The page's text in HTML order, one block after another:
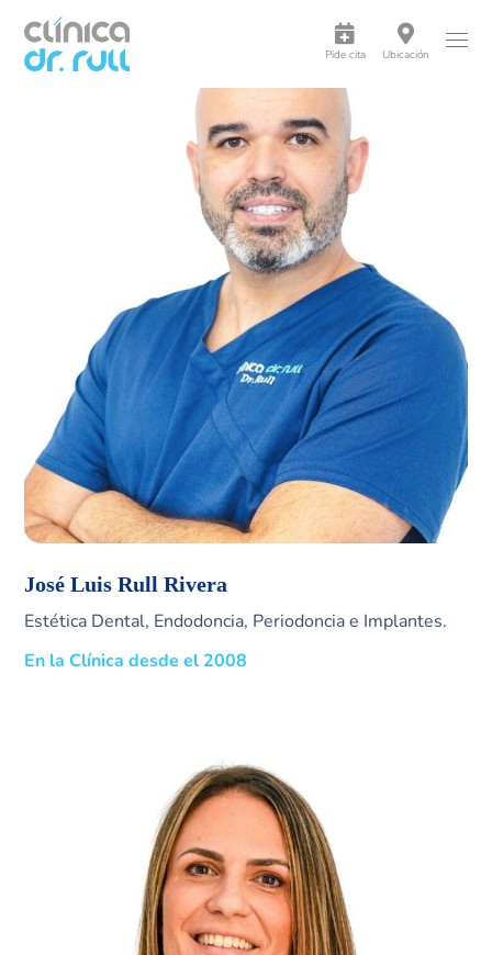
Pide cita Ubicación
José Luis Rull Rivera
Estética Dental, Endodoncia, Periodoncia e Implantes.
En la Clínica desde el 2008